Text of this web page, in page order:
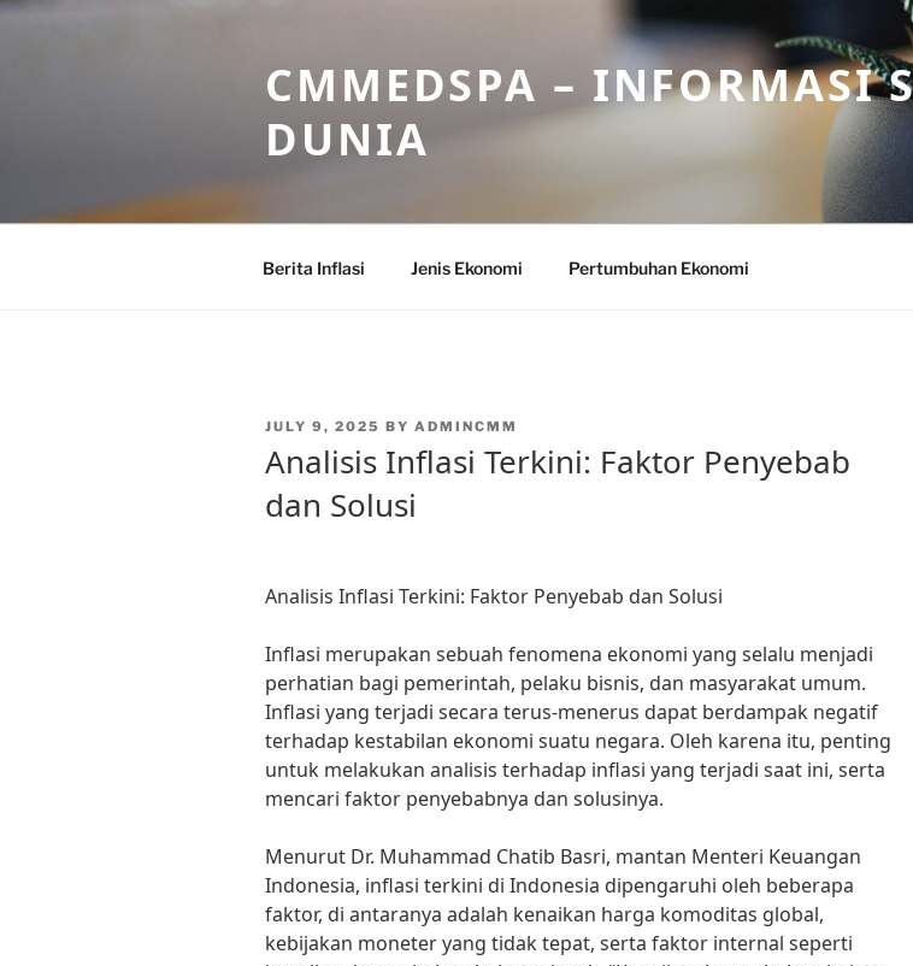
Skip
CMMEDSPA – INFORMASI
DUNIA
Berita Inflasi Jenis Ekonomi Pertumbuhan Ekonomi
POSTED
JULY 9, 2025 BY ADMINCMM
Analisis Inflasi Terkini: Faktor Penyebab
dan Solusi
Analisis Inflasi Terkini: Faktor Penyebab dan Solusi
Inflasi merupakan sebuah fenomena ekonomi yang selalu menjadi
perhatian bagi pemerintah, pelaku bisnis, dan masyarakat umum.
Inflasi yang terjadi secara terus-menerus dapat berdampak negatif
terhadap kestabilan ekonomi suatu negara. Oleh karena itu, penting
untuk melakukan analisis terhadap inflasi yang terjadi saat ini, serta
mencari faktor penyebabnya dan solusinya.
Menurut Dr. Muhammad Chatib Basri, mantan Menteri Keuangan
Indonesia, inflasi terkini di Indonesia dipengaruhi oleh beberapa
faktor, di antaranya adalah kenaikan harga komoditas global,
kebijakan moneter yang tidak tepat, serta faktor internal seperti